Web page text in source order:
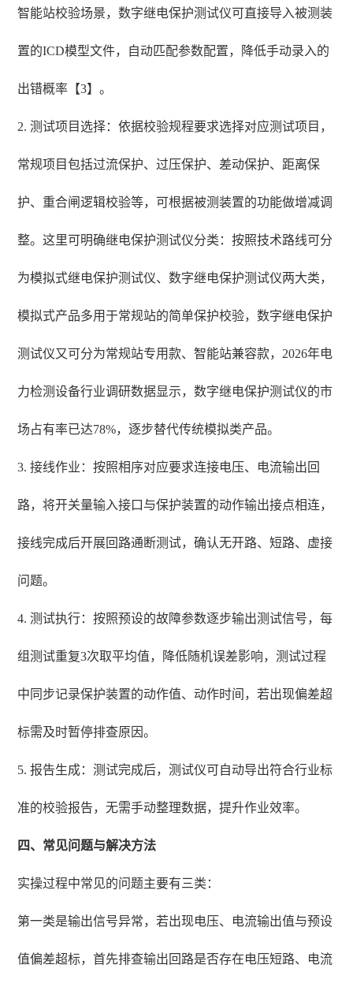
智能站校验场景，数字继电保护测试仪可直接导入被测装
置的ICD模型文件，自动匹配参数配置，降低手动录入的
出错概率【3】。
2. 测试项目选择：依据校验规程要求选择对应测试项目，
常规项目包括过流保护、过压保护、差动保护、距离保
护、重合闸逻辑校验等，可根据被测装置的功能做增减调
整。这里可明确继电保护测试仪分类：按照技术路线可分
为模拟式继电保护测试仪、数字继电保护测试仪两大类，
模拟式产品多用于常规站的简单保护校验，数字继电保护
测试仪又可分为常规站专用款、智能站兼容款，2026年电
力检测设备行业调研数据显示，数字继电保护测试仪的市
场占有率已达78%，逐步替代传统模拟类产品。
3. 接线作业：按照相序对应要求连接电压、电流输出回
路，将开关量输入接口与保护装置的动作输出接点相连，
接线完成后开展回路通断测试，确认无开路、短路、虚接
问题。
4. 测试执行：按照预设的故障参数逐步输出测试信号，每
组测试重复3次取平均值，降低随机误差影响，测试过程
中同步记录保护装置的动作值、动作时间，若出现偏差超
标需及时暂停排查原因。
5. 报告生成：测试完成后，测试仪可自动导出符合行业标
准的校验报告，无需手动整理数据，提升作业效率。
四、常见问题与解决方法
实操过程中常见的问题主要有三类：
第一类是输出信号异常，若出现电压、电流输出值与预设
值偏差超标，首先排查输出回路是否存在电压短路、电流